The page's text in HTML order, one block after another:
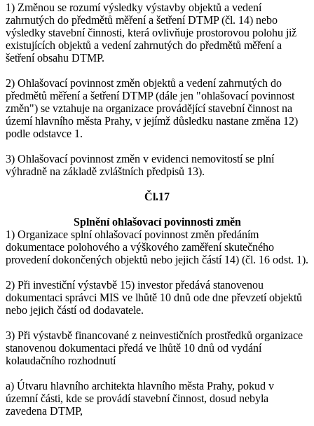
1) Změnou se rozumí výsledky výstavby objektů a vedení
zahrnutých do předmětů měření a šetření DTMP (čl. 14) nebo
výsledky stavební činnosti, která ovlivňuje prostorovou polohu již
existujících objektů a vedení zahrnutých do předmětů měření a
šetření obsahu DTMP.
2) Ohlašovací povinnost změn objektů a vedení zahrnutých do
předmětů měření a šetření DTMP (dále jen "ohlašovací povinnost
změn") se vztahuje na organizace provádějící stavební činnost na
území hlavního města Prahy, v jejímž důsledku nastane změna 12)
podle odstavce 1.
3) Ohlašovací povinnost změn v evidenci nemovitostí se plní
výhradně na základě zvláštních předpisů 13).
Čl.17
Splnění ohlašovací povinnosti změn
1) Organizace splní ohlašovací povinnost změn předáním
dokumentace polohového a výškového zaměření skutečného
provedení dokončených objektů nebo jejich částí 14) (čl. 16 odst. 1).
2) Při investiční výstavbě 15) investor předává stanovenou
dokumentaci správci MIS ve lhůtě 10 dnů ode dne převzetí objektů
nebo jejich částí od dodavatele.
3) Při výstavbě financované z neinvestičních prostředků organizace
stanovenou dokumentaci předá ve lhůtě 10 dnů od vydání
kolaudačního rozhodnutí
a) Útvaru hlavního architekta hlavního města Prahy, pokud v
územní části, kde se provádí stavební činnost, dosud nebyla
zavedena DTMP,